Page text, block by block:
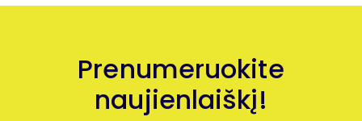
Prenumeruokite
naujienlaiškį!